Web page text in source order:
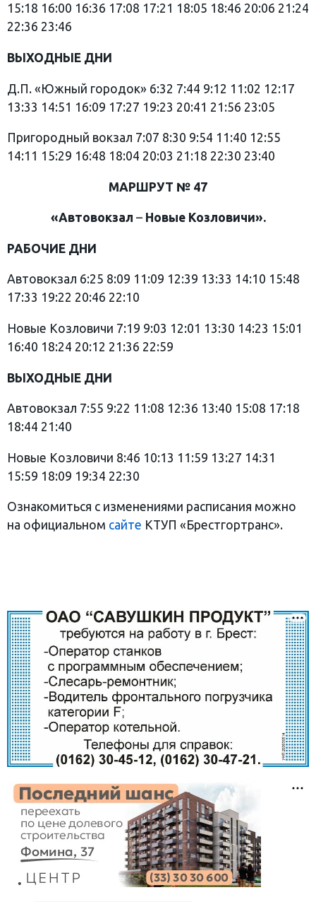
15:18 16:00 16:36 17:08 17:21 18:05 18:46 20:06 21:24
22:36 23:46
ВЫХОДНЫЕ ДНИ
Д.П. «Южный городок» 6:32 7:44 9:12 11:02 12:17
13:33 14:51 16:09 17:27 19:23 20:41 21:56 23:05
Пригородный вокзал 7:07 8:30 9:54 11:40 12:55
14:11 15:29 16:48 18:04 20:03 21:18 22:30 23:40
МАРШРУТ № 47
«Автовокзал – Новые Козловичи».
РАБОЧИЕ ДНИ
Автовокзал 6:25 8:09 11:09 12:39 13:33 14:10 15:48
17:33 19:22 20:46 22:10
Новые Козловичи 7:19 9:03 12:01 13:30 14:23 15:01
16:40 18:24 20:12 21:36 22:59
ВЫХОДНЫЕ ДНИ
Автовокзал 7:55 9:22 11:08 12:36 13:40 15:08 17:18
18:44 21:40
Новые Козловичи 8:46 10:13 11:59 13:27 14:31
15:59 18:09 19:34 22:30
Ознакомиться с изменениями расписания можно
на официальном сайте КТУП «Брестгортранс».